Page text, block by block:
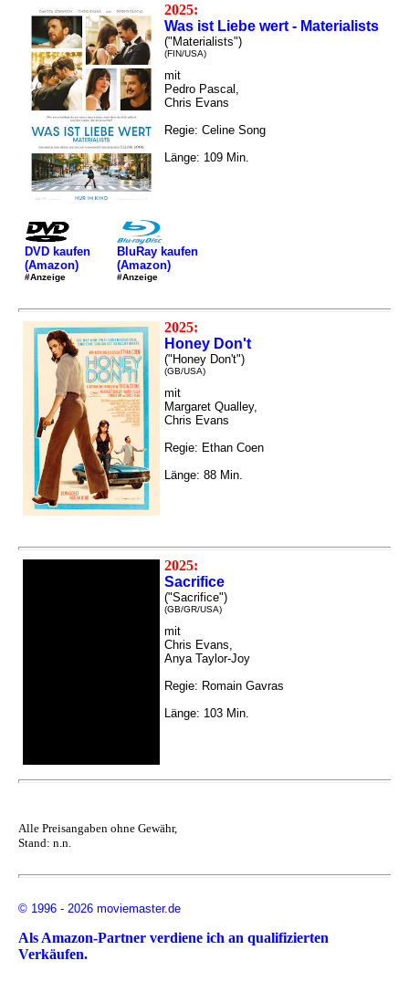
2025:
Was ist Liebe wert - Materialists
("Materialists")
(FIN/USA)
mit
Pedro Pascal,
Chris Evans
Regie: Celine Song
Länge: 109 Min.
DVD kaufen
(Amazon)
#Anzeige
BluRay kaufen
(Amazon)
#Anzeige
2025:
Honey Don't
("Honey Don't")
(GB/USA)
mit
Margaret Qualley,
Chris Evans
Regie: Ethan Coen
Länge: 88 Min.
2025:
Sacrifice
("Sacrifice")
(GB/GR/USA)
mit
Chris Evans,
Anya Taylor-Joy
Regie: Romain Gavras
Länge: 103 Min.
Alle Preisangaben ohne Gewähr,
Stand: n.n.
© 1996 - 2026 moviemaster.de
Als Amazon-Partner verdiene ich an qualifizierten
Verkäufen.